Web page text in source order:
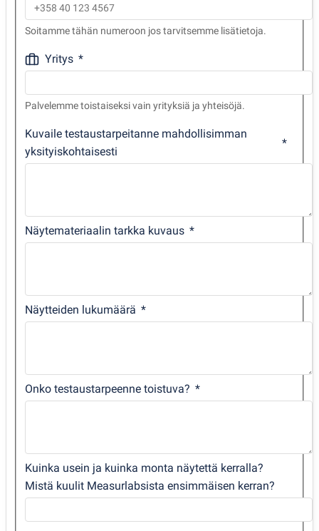
Soitamme tähän numeroon jos tarvitsemme lisätietoja.
Yritys
Palvelemme toistaiseksi vain yrityksiä ja yhteisöjä.
Kuvaile testaustarpeitanne mahdollisimman
yksityiskohtaisesti
Näytemateriaalin tarkka kuvaus
Näytteiden lukumäärä
Onko testaustarpeenne toistuva?
Kuinka usein ja kuinka monta näytettä kerralla?
Mistä kuulit Measurlabsista ensimmäisen kerran?